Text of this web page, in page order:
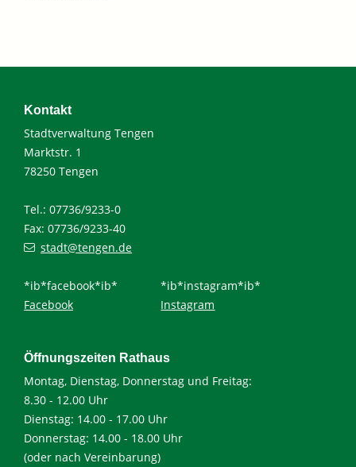
Kontakt
Stadtverwaltung Tengen
Marktstr. 1
78250 Tengen
Tel.: 07736/9233-0
Fax: 07736/9233-40
stadt@tengen.de
*ib*facebook*ib*
Facebook
*ib*instagram*ib*
Instagram
Öffnungszeiten Rathaus
Montag, Dienstag, Donnerstag und Freitag:
8.30 - 12.00 Uhr
Dienstag: 14.00 - 17.00 Uhr
Donnerstag: 14.00 - 18.00 Uhr
(oder nach Vereinbarung)